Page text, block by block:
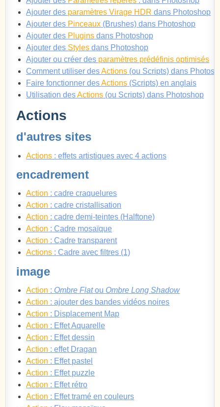
Ajouter des paramètres Virage HDR dans Photoshop
Ajouter des Pinceaux (Brushes) dans Photoshop
Ajouter des Plugins dans Photoshop
Ajouter des Styles dans Photoshop
Ajouter ou créer des paramètres prédéfinis optimisés
Comment utiliser desActions (ou Scripts) dans
Faire fonctionner desActions (Scripts) en anglais
Utilisation desActions (ou Scripts) dans Photoshop
Actions
d'autres sites
Actions : effets artistiques avec 4 actions
encadrement
Action : cadre craquelures
Action : cadre cristallisation
Action : cadre demi-teintes (Halftone)
Action : Cadre mosaïque
Action : Cadre transparent
Actions : Cadre avec filtres (1)
image
Action : Ombre Flatou Ombre Long Shadow
Action : ajouter des bandes vidéos noires
Action : Displacement Map
Action : Effet Aquarelle
Action : Effet dessin
Action : effet Dragan
Action : Effet pastel
Action : Effet puzzle
Action : Effet rétro
Action : Effet tramé en couleurs